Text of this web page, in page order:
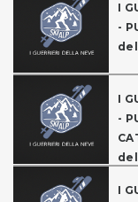
I
-
I
-
I